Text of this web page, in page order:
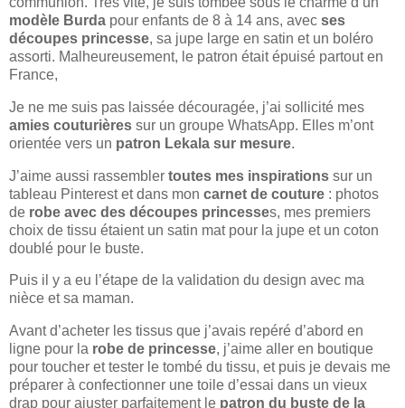
modèle Burda pour enfants de 8 à 14 ans, avec ses
découpes princesse, sa jupe large en satin et un boléro
assorti. Malheureusement, le patron était épuisé partout en
France,
Je ne me suis pas laissée découragée, j’ai sollicité mes
amies couturières sur un groupe WhatsApp. Elles m’ont
orientée vers un patron Lekala sur mesure.
J’aime aussi rassembler toutes mes inspirations sur un
tableau Pinterest et dans mon carnet de couture : photos
de robe avec des découpes princesses, mes premiers
choix de tissu étaient un satin mat pour la jupe et un coton
doublé pour le buste.
Puis il y a eu l’étape de la validation du design avec ma
nièce et sa maman.
Avant d’acheter les tissus que j’avais repéré d’abord en
ligne pour la robe de princesse, j’aime aller en boutique
pour toucher et tester le tombé du tissu, et puis je devais me
préparer à confectionner une toile d’essai dans un vieux
drap pour ajuster parfaitement le patron du buste de la